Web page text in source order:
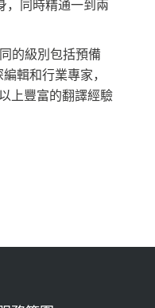
，同時精通一到兩
的級別包括預備
輯和行業專家，
上豐富的翻譯經驗